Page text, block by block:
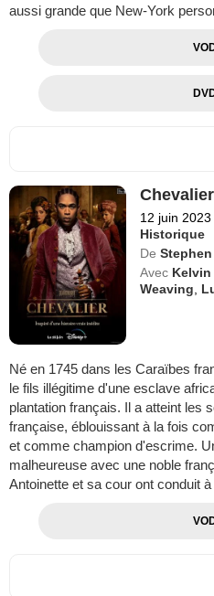
aussi grande que New-York
Chevalier
12 juin 2023
Historique
De
Avec Kelvin
Weaving
Né en 1745 dans les Caraïbes
le fils illégitime d'une esclave
plantation français. Il a atteint les
française, éblouissant à la fois
et comme champion d'escrime.
malheureuse avec une noble
Antoinette et sa cour ont conduit